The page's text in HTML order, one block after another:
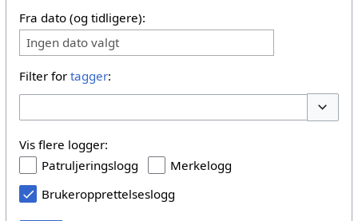
Fra dato (og tidligere):
Ingen dato valgt
Filter for tagger:
Vis flere logger:
Patruljeringslogg
Merkelogg
Brukeropprettelseslogg